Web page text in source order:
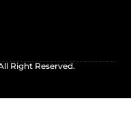
Right Reserved.